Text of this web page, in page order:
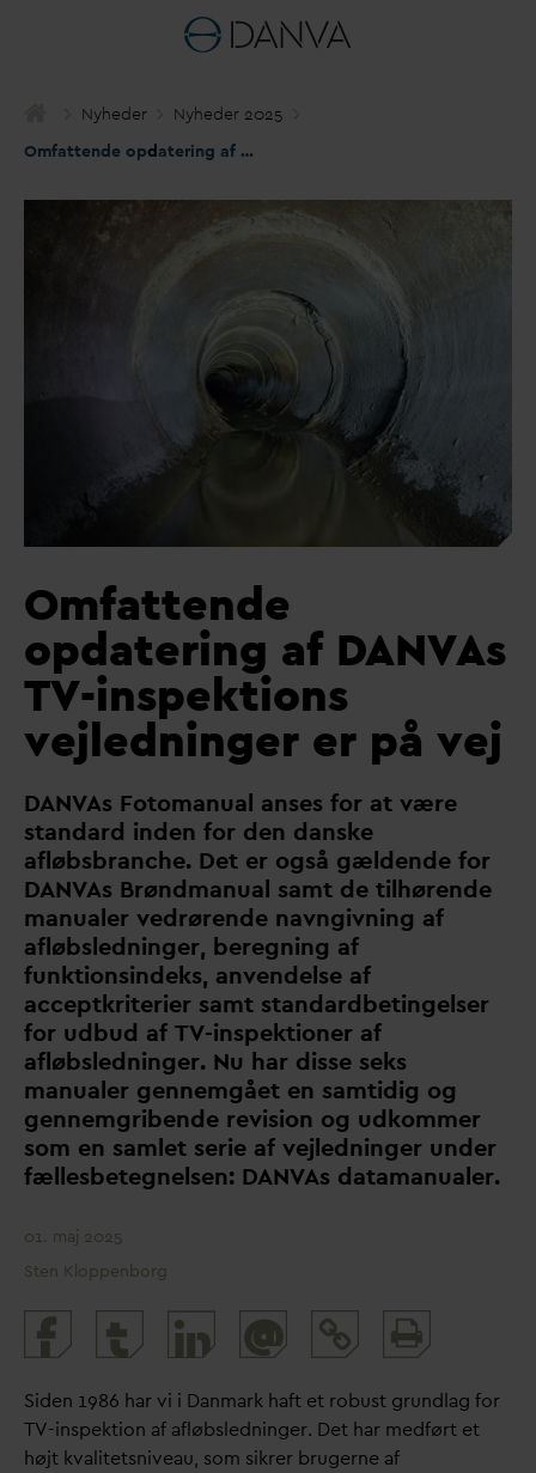
Nyheder
Nyheder 2025
Omfattende opdatering af DAN
Omfattende
opdatering af DANVAs
TV-inspektions
vejledninger er på vej
DANVAs Fotomanual anses for at være
standard inden for den danske
afløbsbranche. Det er også gældende for
DANVAs Brøndmanual samt de tilhørende
manualer vedrørende navngivning af
afløbsledninger, beregning af
funktionsindeks, anvendelse af
acceptkriterier samt standardbetingelser
for udbud af TV-inspektioner af
afløbsledninger. Nu har disse seks
manualer gennemgået en samtidig og
gennemgribende revision og udkommer
som en samlet serie af vejledninger under
fællesbetegnelsen: DANVAs datamanualer.
01. maj 2025
Sten Kloppenborg
@
and
Siden 1986 har vi i Danmark haft et robust grundlag for
TV-inspektion af afløbsledninger. Det har medført et
højt kvalitetsniveau, som sikrer brugerne af